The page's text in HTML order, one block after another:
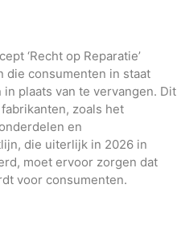
‘Recht op Reparatie’
die consumenten in staat
plaats van te vervangen. Dit
zoals het
en
die uiterlijk in 2026 in
moet ervoor zorgen dat
voor consumenten.